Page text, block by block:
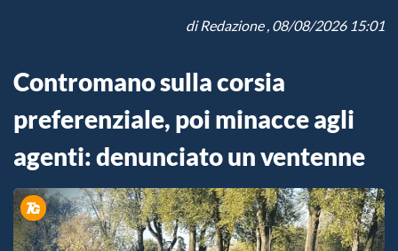
diRedazione, 08/08/2026 15:01
Contromano sulla corsia
preferenziale, poi minacce agli
agenti: denunciato un ventenne